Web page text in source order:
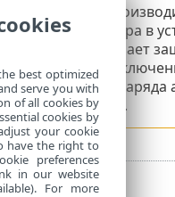
Многие
аккумулятора в
она отключает
создать
экономии заряда
устройства.
best optimized
serve you with
of all cookies by
cookies by
your cookie
have the right to
preferences
in our website
For more